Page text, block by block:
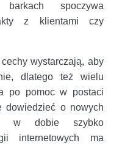
spoczywa
z klientami czy
wystarczają, aby
dlatego też wielu
po pomoc w postaci
dowiedzieć o nowych
w dobie szybko
internetowych ma